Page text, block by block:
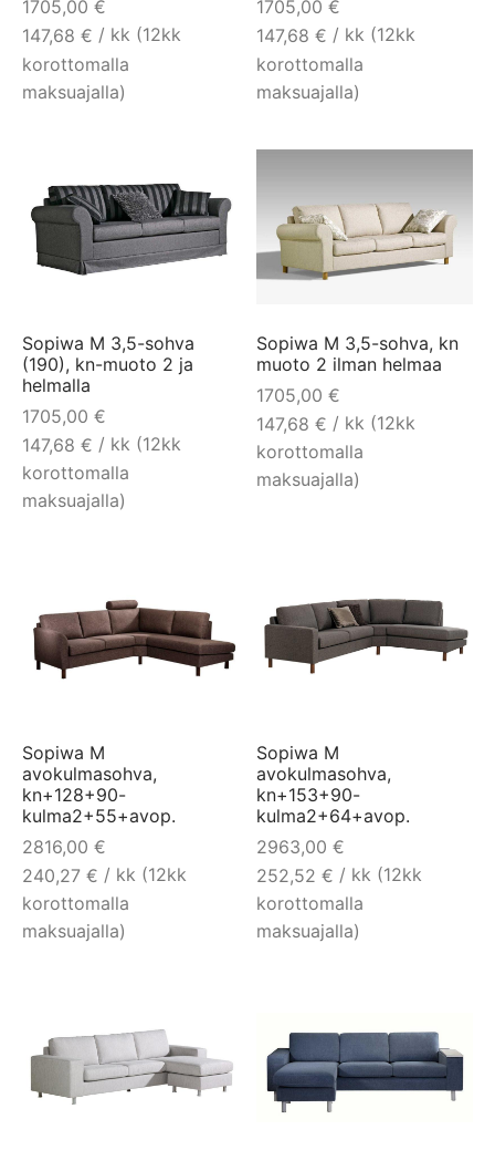
1705,00 €
147,68 € / kk (12kk
korottomalla
maksuajalla)
1705,00 €
147,68 € / kk (12kk
korottomalla
maksuajalla)
Sopiwa M 3,5-sohva
(190), kn-muoto 2 ja
helmalla
1705,00 €
147,68 € / kk (12kk
korottomalla
maksuajalla)
Sopiwa M 3,5-sohva, kn
muoto 2 ilman helmaa
1705,00 €
147,68 € / kk (12kk
korottomalla
maksuajalla)
Sopiwa M
avokulmasohva,
kn+128+90-
kulma2+55+avop.
2816,00 €
240,27 € / kk (12kk
korottomalla
maksuajalla)
Sopiwa M
avokulmasohva,
kn+153+90-
kulma2+64+avop.
2963,00 €
252,52 € / kk (12kk
korottomalla
maksuajalla)